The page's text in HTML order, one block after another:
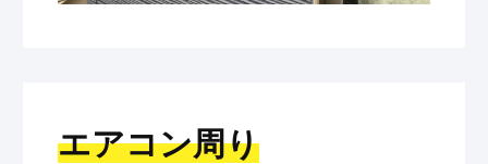
エアコン周り